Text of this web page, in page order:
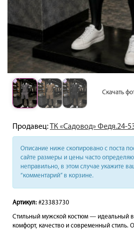
Скачать
Продавец:ТК «Садовод» Федя.24-
Описание ниже скопировано с поста
сайте размеры и цены часто
неправильно, в этом случае укажите
“комментарий” в корзине.
Артикул: #23383730
Стильный мужской костюм — идеальный
комфорт, качество и современный стиль.